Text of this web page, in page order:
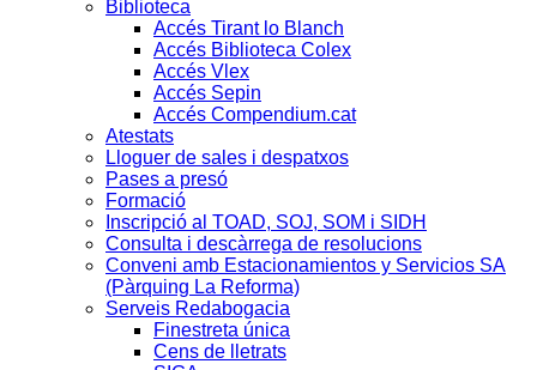
Biblioteca
Accés Tirant lo Blanch
Accés Biblioteca Colex
Accés Vlex
Accés Sepin
Accés Compendium.cat
Atestats
Lloguer de sales i despatxos
Pases a presó
Formació
Inscripció al TOAD, SOJ, SOM i SIDH
Consulta i descàrrega de resolucions
Conveni amb Estacionamientos y Servicios SA
(Pàrquing La Reforma)
Serveis Redabogacia
Finestreta única
Cens de lletrats